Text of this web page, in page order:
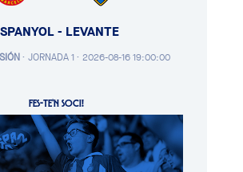
- LEVANTE
· JORNADA 1 · 2026-08-16 19:00:00
FES-TE'N SOCI!